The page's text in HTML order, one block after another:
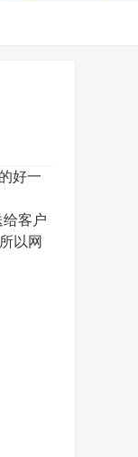
好一
客户
以网